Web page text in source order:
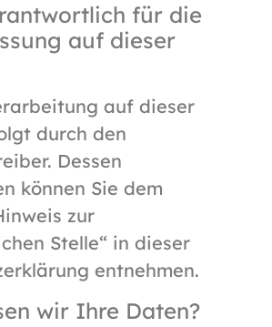
für die
auf dieser
auf dieser
durch den
Dessen
können Sie dem
zur
Stelle“ in dieser
entnehmen.
wir Ihre Daten?